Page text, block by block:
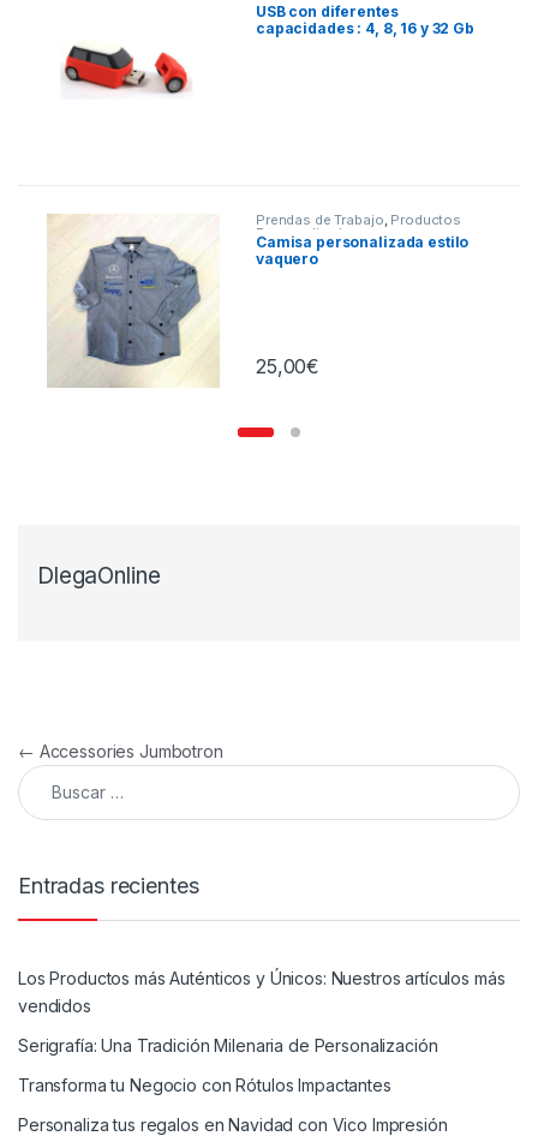
USB con diferentes
capacidades : 4, 8, 16 y 32 Gb
Prendas de Trabajo, Productos
Personalizados
Camisa personalizada estilo
vaquero
25,00€
DlegaOnline
Navegación de entradas
← Accessories Jumbotron
Buscar:
Entradas recientes
Los Productos más Auténticos y Únicos: Nuestros artículos más
vendidos
Serigrafía: Una Tradición Milenaria de Personalización
Transforma tu Negocio con Rótulos Impactantes
Personaliza tus regalos en Navidad con Vico Impresión